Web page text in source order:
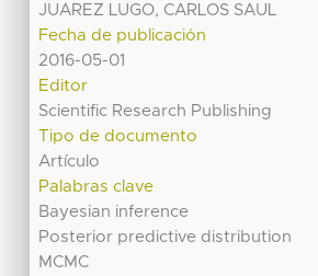
JUAREZ LUGO, CARLOS SAUL
Fecha de publicación
2016-05-01
Editor
Scientific Research Publishing
Tipo de documento
Artículo
Palabras clave
Bayesian inference
Posterior predictive distribution
MCMC